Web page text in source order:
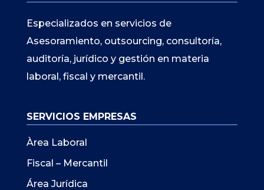
Especializados en servicios de
Asesoramiento, outsourcing, consultoría,
auditoría, jurídico y gestión en materia
laboral, fiscal y mercantil.
SERVICIOS EMPRESAS
Àrea Laboral
Fiscal – Mercantil
Área Jurídica